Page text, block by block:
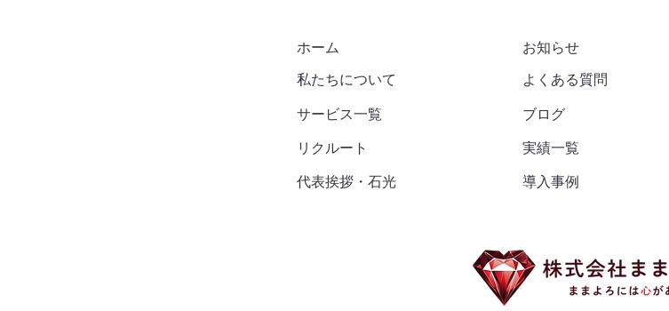
​ホーム
​私たちについて
​サービス一覧
リクルート
代表挨拶・石光
お知らせ
よくある質問
​ブログ
実績一覧
導入事例